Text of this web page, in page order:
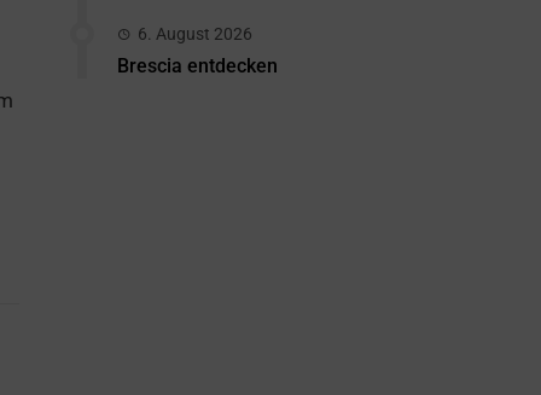
6. August 2026
Brescia entdecken